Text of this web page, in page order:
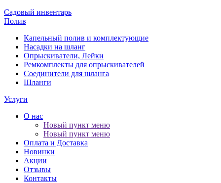
Садовый инвентарь
Полив
Капельный полив и комплектующие
Насадки на шланг
Опрыскиватели, Лейки
Ремкомплекты для опрыскивателей
Соединители для шланга
Шланги
Услуги
О нас
Новый пункт меню
Новый пункт меню
Оплата и Доставка
Новинки
Акции
Отзывы
Контакты